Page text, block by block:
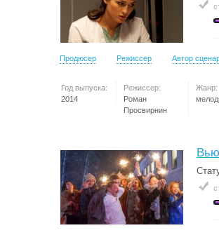
Продюсер Режиссер Автор
Год выпуска:
2014
Режиссер:
Роман
Просвирнин
Жанр: